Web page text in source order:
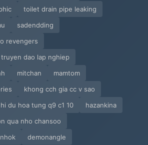
toilet drain pipe leaking
sadendding
revengers
dao lap nghiep
mitchan
mamtom
khong cch gia cc v sao
hi du hoa tung q9 c1 10
hazankina
qua nho chansoo
demonangle